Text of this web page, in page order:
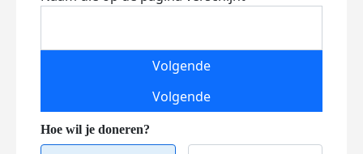
Volgende
Volgende